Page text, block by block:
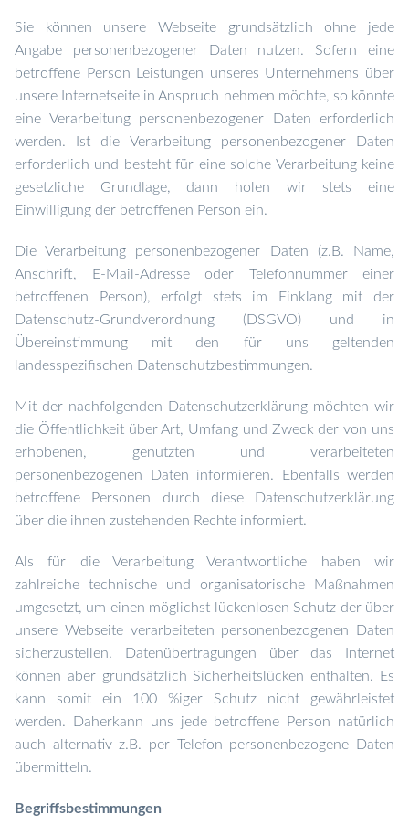
Sie können unsere Webseite grundsätzlich ohne jede
Angabe personenbezogener Daten nutzen. Sofern eine
betroffene Person Leistungen unseres Unternehmens über
unsere Internetseite in Anspruch nehmen möchte, so könnte
eine Verarbeitung personenbezogener Daten erforderlich
werden. Ist die Verarbeitung personenbezogener Daten
erforderlich und besteht für eine solche Verarbeitung keine
gesetzliche Grundlage, dann holen wir stets eine
Einwilligung der betroffenen Person ein.
Die Verarbeitung personenbezogener Daten (z.B. Name,
Anschrift, E-Mail-Adresse oder Telefonnummer einer
betroffenen Person), erfolgt stets im Einklang mit der
Datenschutz-Grundverordnung (DSGVO) und in
Übereinstimmung mit den für uns geltenden
landesspezifischen Datenschutzbestimmungen.
Mit der nachfolgenden Datenschutzerklärung möchten wir
die Öffentlichkeit über Art, Umfang und Zweck der von uns
erhobenen, genutzten und verarbeiteten
personenbezogenen Daten informieren. Ebenfalls werden
betroffene Personen durch diese Datenschutzerklärung
über die ihnen zustehenden Rechte informiert.
Als für die Verarbeitung Verantwortliche haben wir
zahlreiche technische und organisatorische Maßnahmen
umgesetzt, um einen möglichst lückenlosen Schutz der über
unsere Webseite verarbeiteten personenbezogenen Daten
sicherzustellen. Datenübertragungen über das Internet
können aber grundsätzlich Sicherheitslücken enthalten. Es
kann somit ein 100 %iger Schutz nicht gewährleistet
werden. Daherkann uns jede betroffene Person natürlich
auch alternativ z.B. per Telefon personenbezogene Daten
übermitteln.
Begriffsbestimmungen